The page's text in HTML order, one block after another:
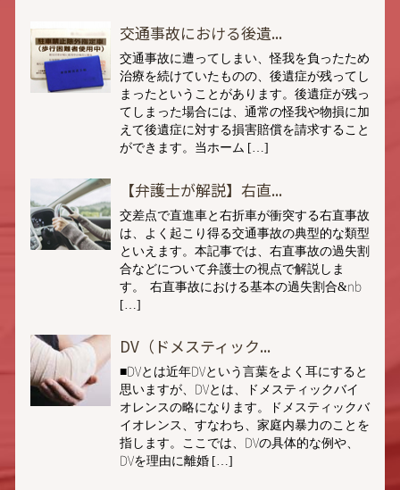
交通事故における後遺...
交通事故に遭ってしまい、怪我を負ったため
治療を続けていたものの、後遺症が残ってし
まったということがあります。後遺症が残っ
てしまった場合には、通常の怪我や物損に加
えて後遺症に対する損害賠償を請求すること
ができます。当ホーム […]
【弁護士が解説】右直...
交差点で直進車と右折車が衝突する右直事故
は、よく起こり得る交通事故の典型的な類型
といえます。本記事では、右直事故の過失割
合などについて弁護士の視点で解説しま
す。 右直事故における基本の過失割合&nb
[…]
DV（ドメスティック...
■DVとは近年DVという言葉をよく耳にすると
思いますが、DVとは、ドメスティックバイ
オレンスの略になります。ドメスティックバ
イオレンス、すなわち、家庭内暴力のことを
指します。ここでは、DVの具体的な例や、
DVを理由に離婚 […]